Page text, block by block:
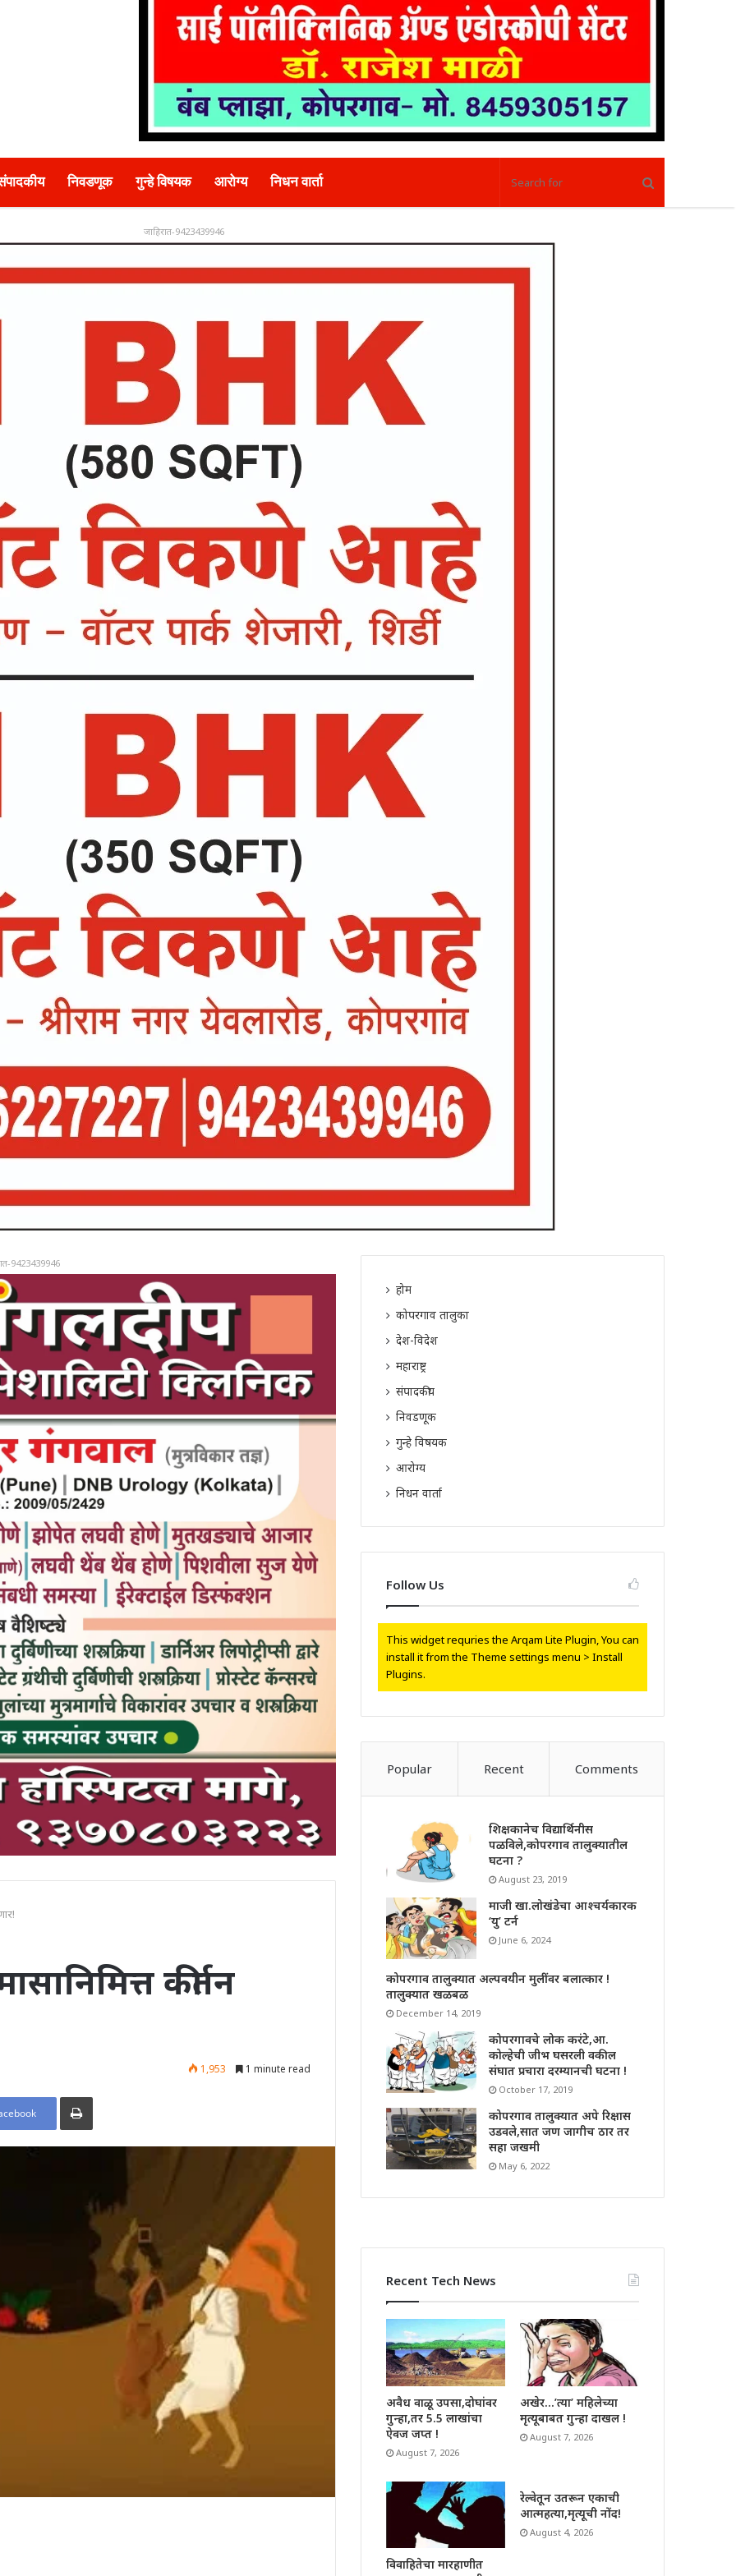
निवडणूक गुन्हे विषयक आरोग्य निधन वार्ता
जाहिरात-9423439946
9423439946
कीर्तन
1,953 1 minute read
Print
होम
कोपरगाव तालुका
देश-विदेश
महाराष्ट्र
संपादकीय
निवडणूक
गुन्हे विषयक
आरोग्य
निधन वार्ता
Follow Us
This widget requries the Arqam Lite Plugin, You can
install it from the Theme settings menu > Install
Plugins.
Popular Recent Comments
शिक्षकानेच विद्यार्थिनीस
पळविले,कोपरगाव तालुक्यातील
घटना ?
August 23, 2019
माजी खा.लोखंडेचा आश्चर्यकारक
‘यु’ टर्न
June 6, 2024
कोपरगाव तालुक्यात अल्पवयीन मुलींवर बलात्कार !
तालुक्यात खळबळ
December 14, 2019
कोपरगावचे लोक करंटे,आ.
कोल्हेची जीभ घसरली वकील
संघात प्रचारा दरम्यानची घटना !
October 17, 2019
कोपरगाव तालुक्यात अपे रिक्षास
उडवले,सात जण जागीच ठार तर
सहा जखमी
May 6, 2022
Recent Tech News
अवैध वाळू उपसा,दोघांवर
गुन्हा,तर 5.5 लाखांचा
ऐवज जप्त !
August 7, 2026
अखेर…’त्या’ महिलेच्या
मृत्यूबाबत गुन्हा दाखल !
August 7, 2026
विवाहितेचा मारहाणीत
रेल्वेतून उतरून एकाची
आत्महत्या,मृत्यूची नोंद!
August 4, 2026